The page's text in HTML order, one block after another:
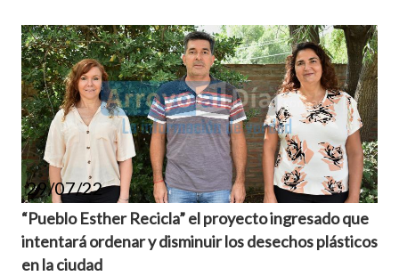
29/07/22
“Pueblo Esther Recicla” el proyecto ingresado que
intentará ordenar y disminuir los desechos plásticos
en la ciudad